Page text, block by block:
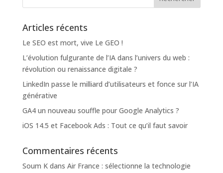
Articles récents
Le SEO est mort, vive Le GEO !
L’évolution fulgurante de l’IA dans l’univers du web :
révolution ou renaissance digitale ?
LinkedIn passe le milliard d’utilisateurs et fonce sur l’IA
générative
GA4 un nouveau souffle pour Google Analytics ?
iOS 14.5 et Facebook Ads : Tout ce qu’il faut savoir
Commentaires récents
Soum Kdans Air France : sélectionne la technologie